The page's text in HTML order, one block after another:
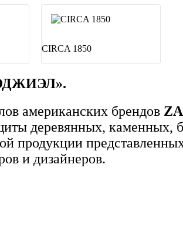
CIRCA 1850
.
американских брендов
деревянных, каменных,
продукции
и дизайнеров.